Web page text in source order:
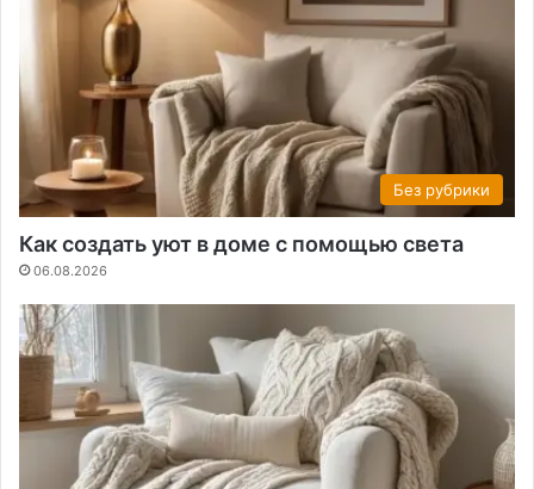
Без рубрики
Как создать уют в доме с помощью света
06.08.2026